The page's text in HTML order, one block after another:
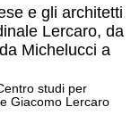
e gli architetti
Lercaro, da
Michelucci a
studi per
Giacomo Lercaro